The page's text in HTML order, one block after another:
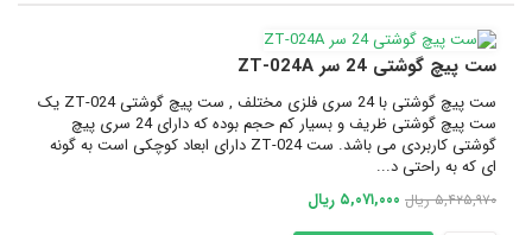
ست پیچ گوشتی 24 سر ZT-024A
ست پیچ گوشتی با 24 سری فلزی مختلف , ست پیچ گوشتی ZT-024 یک
ست پیچ گوشتی ظریف و بسیار کم حجم بوده که دارای 24 سری پیچ
گوشتی کاربردی می باشد. ست ZT-024 دارای ابعاد کوچکی است به گونه
ای که به راحتی د...
۵,۴۲۵,۹۷۰ ریال ۵,۰۷۱,۰۰۰ ریال